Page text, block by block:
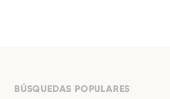
BÚSQUEDAS POPULARES